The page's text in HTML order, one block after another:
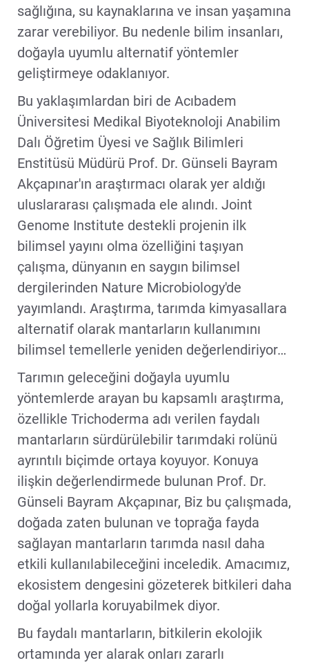
sağlığına, su kaynaklarına ve insan yaşamına
zarar verebiliyor. Bu nedenle bilim insanları,
doğayla uyumlu alternatif yöntemler
geliştirmeye odaklanıyor.
Bu yaklaşımlardan biri de Acıbadem
Üniversitesi Medikal Biyoteknoloji Anabilim
Dalı Öğretim Üyesi ve Sağlık Bilimleri
Enstitüsü Müdürü Prof. Dr. Günseli Bayram
Akçapınar'ın araştırmacı olarak yer aldığı
uluslararası çalışmada ele alındı. Joint
Genome Institute destekli projenin ilk
bilimsel yayını olma özelliğini taşıyan
çalışma, dünyanın en saygın bilimsel
dergilerinden Nature Microbiology'de
yayımlandı. Araştırma, tarımda kimyasallara
alternatif olarak mantarların kullanımını
bilimsel temellerle yeniden değerlendiriyor…
Tarımın geleceğini doğayla uyumlu
yöntemlerde arayan bu kapsamlı araştırma,
özellikle Trichoderma adı verilen faydalı
mantarların sürdürülebilir tarımdaki rolünü
ayrıntılı biçimde ortaya koyuyor. Konuya
ilişkin değerlendirmede bulunan Prof. Dr.
Günseli Bayram Akçapınar, Biz bu çalışmada,
doğada zaten bulunan ve toprağa fayda
sağlayan mantarların tarımda nasıl daha
etkili kullanılabileceğini inceledik. Amacımız,
ekosistem dengesini gözeterek bitkileri daha
doğal yollarla koruyabilmek diyor.
Bu faydalı mantarların, bitkilerin ekolojik
ortamında yer alarak onları zararlı